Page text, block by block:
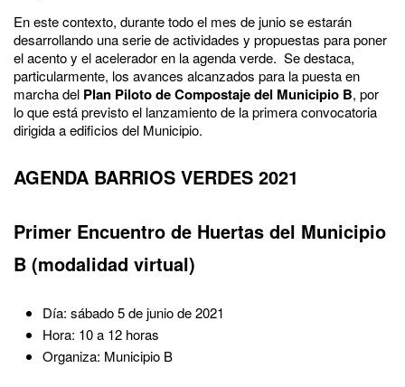
En este contexto, durante todo el mes de junio se estarán
desarrollando una serie de actividades y propuestas para poner
el acento y el acelerador en la agenda verde. Se destaca,
particularmente, los avances alcanzados para la puesta en
marcha del Plan Piloto de Compostaje del Municipio B, por
lo que está previsto el lanzamiento de la primera convocatoria
dirigida a edificios del Municipio.
AGENDA BARRIOS VERDES 2021
Primer Encuentro de Huertas del Municipio
B (modalidad virtual)
Día: sábado 5 de junio de 2021
Hora: 10 a 12 horas
Organiza: Municipio B